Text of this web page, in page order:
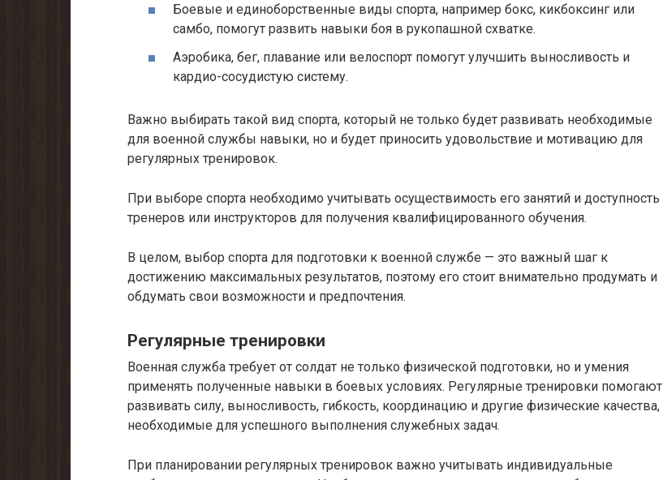
Боевые и единоборственные виды спорта, например бокс, кикбоксинг или
самбо, помогут развить навыки боя в рукопашной схватке.
Аэробика, бег, плавание или велоспорт помогут улучшить выносливость и
кардио-сосудистую систему.
Важно выбирать такой вид спорта, который не только будет развивать необходимые
для военной службы навыки, но и будет приносить удовольствие и мотивацию для
регулярных тренировок.
При выборе спорта необходимо учитывать осуществимость его занятий и доступность
тренеров или инструкторов для получения квалифицированного обучения.
В целом, выбор спорта для подготовки к военной службе — это важный шаг к
достижению максимальных результатов, поэтому его стоит внимательно продумать и
обдумать свои возможности и предпочтения.
Регулярные тренировки
Военная служба требует от солдат не только физической подготовки, но и умения
применять полученные навыки в боевых условиях. Регулярные тренировки помогают
развивать силу, выносливость, гибкость, координацию и другие физические качества,
необходимые для успешного выполнения служебных задач.
При планировании регулярных тренировок важно учитывать индивидуальные